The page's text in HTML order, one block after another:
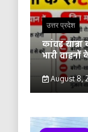
उत्तर प्रदेश
कांवड़
भारी
August 8,